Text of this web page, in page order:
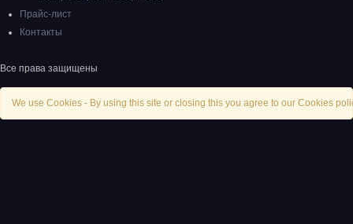
Прайс-лист
Контакты
Все права защищены
We use Cookies - By using this site or closing this you agree to our Cookies